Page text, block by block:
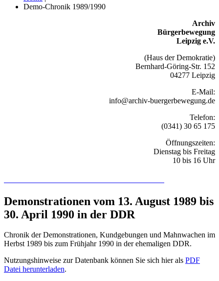
Demo-Chronik 1989/1990
Archiv
Bürgerbewegung
Leipzig e.V.
(Haus der Demokratie)
Bernhard-Göring-Str. 152
04277 Leipzig
E-Mail:
info@archiv-buergerbewegung.de
Telefon:
(0341) 30 65 175
Öffnungszeiten:
Dienstag bis Freitag
10 bis 16 Uhr
Demonstrationen vom 13. August 1989 bis
30. April 1990 in der DDR
Chronik der Demonstrationen, Kundgebungen und Mahnwachen im
Herbst 1989 bis zum Frühjahr 1990 in der ehemaligen DDR.
Nutzungshinweise zur Datenbank können Sie sich hier als PDF
Datei herunterladen.